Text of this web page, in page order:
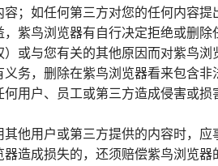
；如任何第三方对您的任何内容
紫鸟浏览器有自行决定拒绝或删
或与您有关的其他原因而对紫鸟
务，删除在紫鸟浏览器看来包含
用户、员工或第三方造成侵害或
他用户或第三方提供的内容时，
造成损失的，还须赔偿紫鸟浏览器